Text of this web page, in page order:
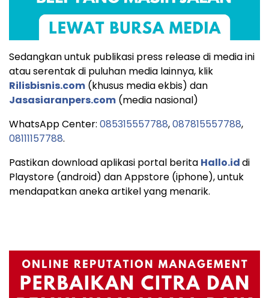
Sedangkan untuk publikasi press release di media ini
atau serentak di puluhan media lainnya, klik
Rilisbisnis.com (khusus media ekbis) dan
Jasasiaranpers.com (media nasional)
WhatsApp Center: 085315557788,087815557788,
08111157788.
Pastikan download aplikasi portal berita Hallo.iddi
Playstore (android) dan Appstore (iphone), untuk
mendapatkan aneka artikel yang menarik.